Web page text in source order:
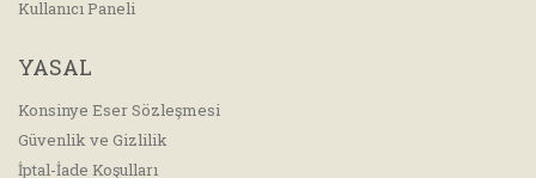
Kullanıcı Paneli
YASAL
Konsinye Eser Sözleşmesi
Güvenlik ve Gizlilik
İptal-İade Koşulları